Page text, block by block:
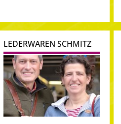
LEDERWAREN SCHMITZ